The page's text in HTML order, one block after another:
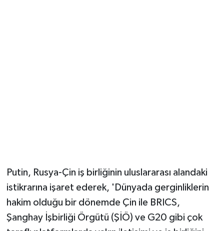
Putin, Rusya-Çin iş birliğinin uluslararası alandaki
istikrarına işaret ederek, 'Dünyada gerginliklerin
hakim olduğu bir dönemde Çin ile BRICS,
Şanghay İşbirliği Örgütü (ŞİÖ) ve G20 gibi çok